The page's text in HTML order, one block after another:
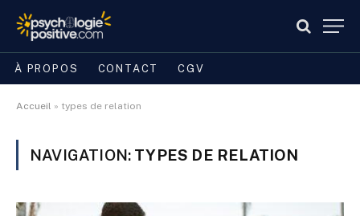
À PROPOS CONTACT CGV
Accueil » types de relation
NAVIGATION: TYPES DE RELATION